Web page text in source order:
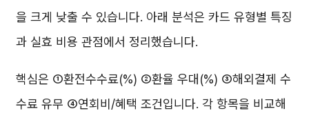
을 크게 낮출 수 있습니다. 아래 분석은 카드 유형별 특징
과 실효 비용 관점에서 정리했습니다.
핵심은 ①환전수수료(%) ②환율 우대(%) ③해외결제 수
수료 유무 ④연회비/혜택 조건입니다. 각 항목을 비교해